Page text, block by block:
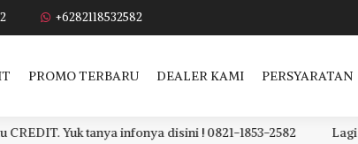
+6282118532582
PROMO TERBARU DEALER KAMI PERSYARATAN
Yuk tanya infonya disini ! 0821-1853-2582 Lagi